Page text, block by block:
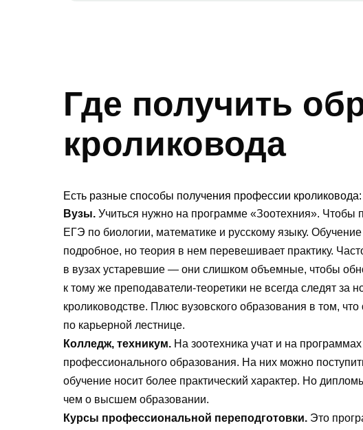
Где получить
кроликовода
Есть разные способы получения профессии кроликовода:
Вузы. Учиться нужно на программе «Зоотехния». Чтобы
ЕГЭ по биологии, математике и русскому языку.
подробное, но теория в нем перевешивает практику.
в вузах устаревшие — они слишком объемные, чтобы
к тому же преподаватели-теоретики не всегда следят за
кролиководстве. Плюс вузовского образования в том,
по карьерной лестнице.
Колледж, техникум. На зоотехника учат и на
профессионального образования. На них можно
обучение носит более практический характер. Но
чем о высшем образовании.
Курсы профессиональной переподготовки. Это